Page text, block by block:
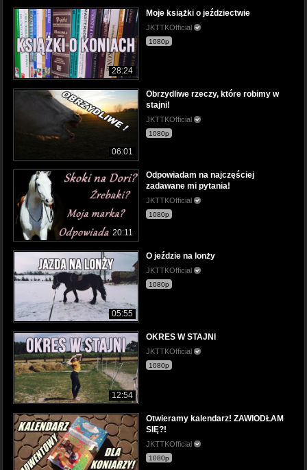
28:24
Moje książki o jeździectwie
JKTTKOfficial
1080p
06:01
Obrzydliwe rzeczy, które robimy w
stajni!
JKTTKOfficial
1080p
20:11
Odpowiadam na najczęściej
zadawane mi pytania!
JKTTKOfficial
1080p
05:55
O jeździe na lonży
JKTTKOfficial
1080p
12:54
OKRES W STAJNI
JKTTKOfficial
1080p
Otwieramy kalendarz! ZAWIODŁAM
SIĘ?!
JKTTKOfficial
1080p